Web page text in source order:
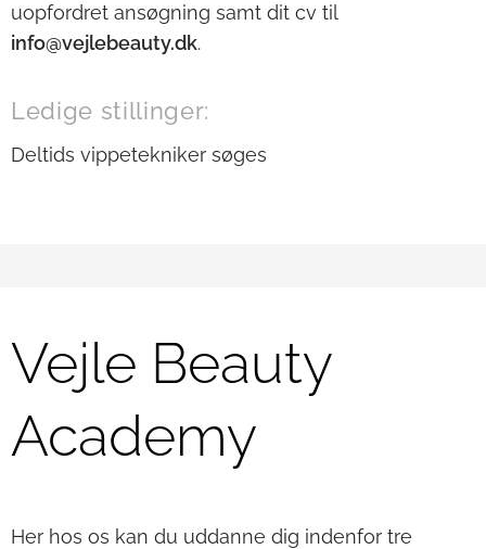
uopfordret ansøgning samt dit cv til
info@vejlebeauty.dk.
Ledige stillinger:
Deltids vippetekniker søges
Vejle Beauty
Academy
Her hos os kan du uddanne dig indenfor tre